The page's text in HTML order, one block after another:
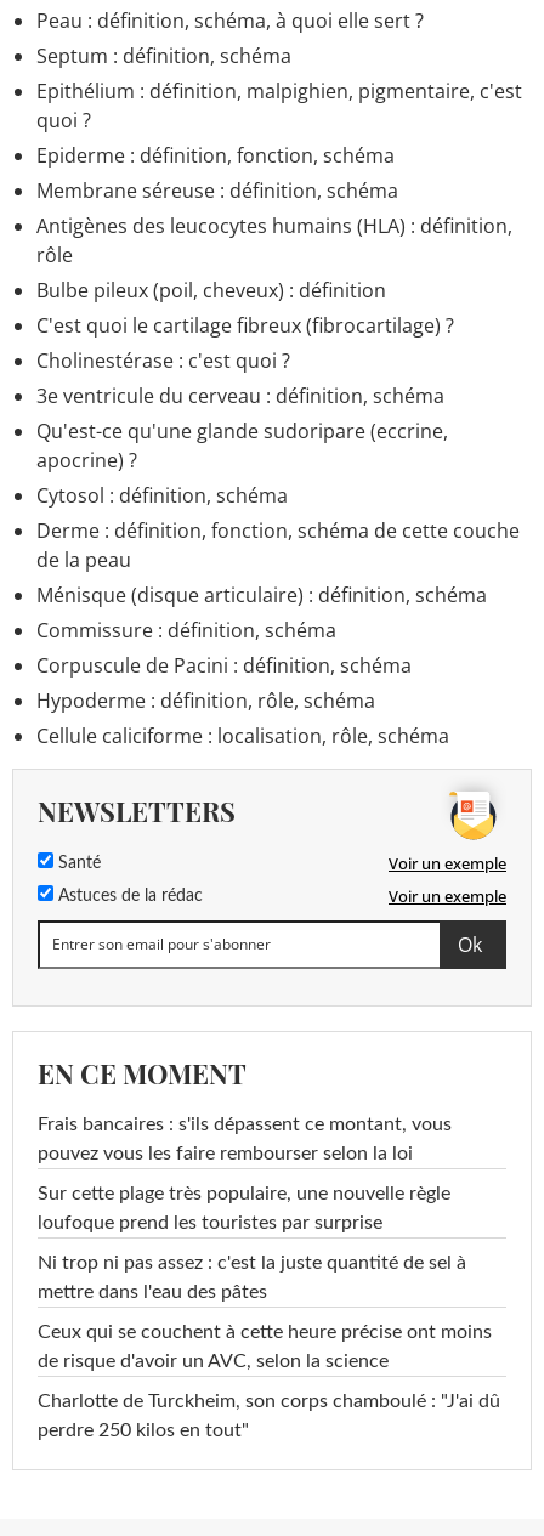
Peau : définition, schéma, à quoi elle sert ?
Septum : définition, schéma
Epithélium : définition, malpighien, pigmentaire, c'est
quoi ?
Epiderme : définition, fonction, schéma
Membrane séreuse : définition, schéma
Antigènes des leucocytes humains (HLA) : définition,
rôle
Bulbe pileux (poil, cheveux) : définition
C'est quoi le cartilage fibreux (fibrocartilage) ?
Cholinestérase : c'est quoi ?
3e ventricule du cerveau : définition, schéma
Qu'est-ce qu'une glande sudoripare (eccrine,
apocrine) ?
Cytosol : définition, schéma
Derme : définition, fonction, schéma de cette couche
de la peau
Ménisque (disque articulaire) : définition, schéma
Commissure : définition, schéma
Corpuscule de Pacini : définition, schéma
Hypoderme : définition, rôle, schéma
Cellule caliciforme : localisation, rôle, schéma
NEWSLETTERS
Santé Voir un exemple
Astuces de la rédac Voir un exemple
EN CE MOMENT
Frais bancaires : s'ils dépassent ce montant, vous
pouvez vous les faire rembourser selon la loi
Sur cette plage très populaire, une nouvelle règle
loufoque prend les touristes par surprise
Ni trop ni pas assez : c'est la juste quantité de sel à
mettre dans l'eau des pâtes
Ceux qui se couchent à cette heure précise ont moins
de risque d'avoir un AVC, selon la science
Charlotte de Turckheim, son corps chamboulé : "J'ai dû
perdre 250 kilos en tout"